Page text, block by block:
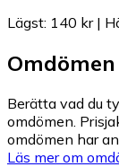
Lägst: 140 kr|
Omdömen
Berätta vad du
omdömen.
omdömen har
Läs mer om